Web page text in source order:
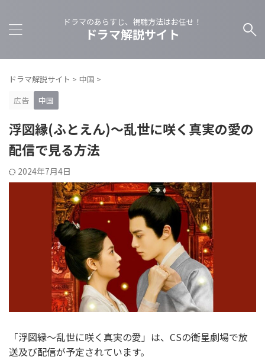
ドラマのあらすじ、視聴方法はお任せ！
ドラマ解説サイト
ドラマ解説サイト > 中国 >
広告
中国
浮図縁(ふとえん)～乱世に咲く真実の愛の
配信で見る方法
2024年7月4日
「浮図縁～乱世に咲く真実の愛」は、CSの衛星劇場で放
送及び配信が予定されています。